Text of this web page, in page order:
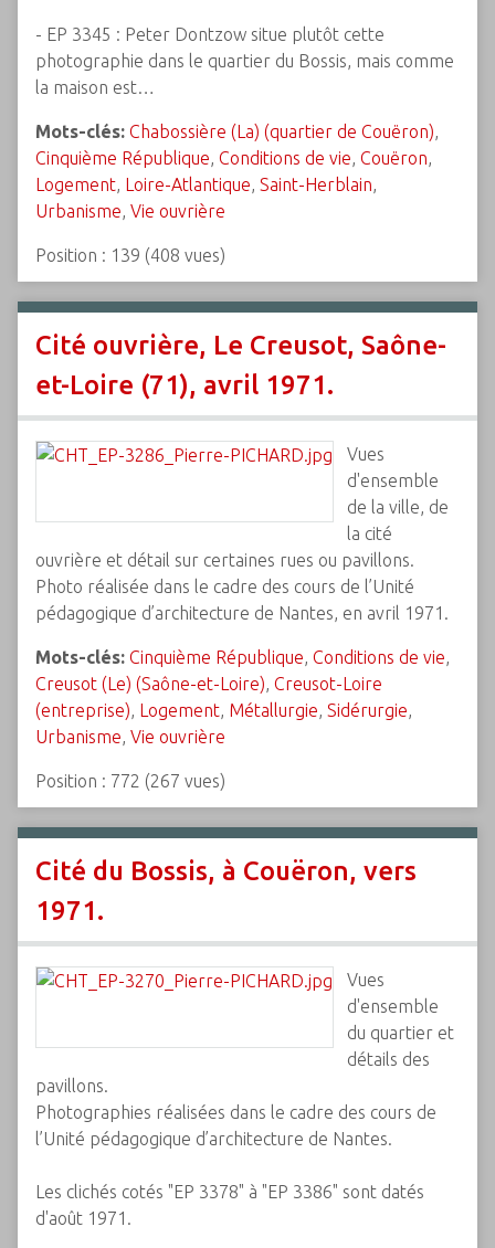
- EP 3345 : Peter Dontzow situe plutôt cette
photographie dans le quartier du Bossis, mais comme
la maison est…
Mots-clés: Chabossière (La) (quartier de Couëron),
Cinquième République, Conditions de vie, Couëron,
Logement, Loire-Atlantique, Saint-Herblain,
Urbanisme, Vie ouvrière
Position : 139 (408 vues)
Cité ouvrière, Le Creusot, Saône-
et-Loire (71), avril 1971.
Vues
d'ensemble
de la ville, de
la cité
ouvrière et détail sur certaines rues ou pavillons.
Photo réalisée dans le cadre des cours de l’Unité
pédagogique d’architecture de Nantes, en avril 1971.
Mots-clés: Cinquième République, Conditions de vie,
Creusot (Le) (Saône-et-Loire), Creusot-Loire
(entreprise), Logement, Métallurgie, Sidérurgie,
Urbanisme, Vie ouvrière
Position : 772 (267 vues)
Cité du Bossis, à Couëron, vers
1971.
Vues
d'ensemble
du quartier et
détails des
pavillons.
Photographies réalisées dans le cadre des cours de
l’Unité pédagogique d’architecture de Nantes.
Les clichés cotés "EP 3378" à "EP 3386" sont datés
d'août 1971.